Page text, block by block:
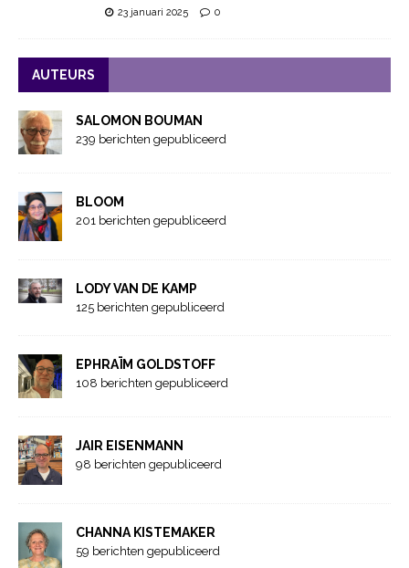
23 januari 2025 0
AUTEURS
SALOMON BOUMAN
239 berichten gepubliceerd
BLOOM
201 berichten gepubliceerd
LODY VAN DE KAMP
125 berichten gepubliceerd
EPHRAÏM GOLDSTOFF
108 berichten gepubliceerd
JAIR EISENMANN
98 berichten gepubliceerd
CHANNA KISTEMAKER
59 berichten gepubliceerd